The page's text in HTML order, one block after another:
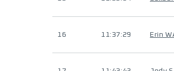
16 11:37:29 Erin